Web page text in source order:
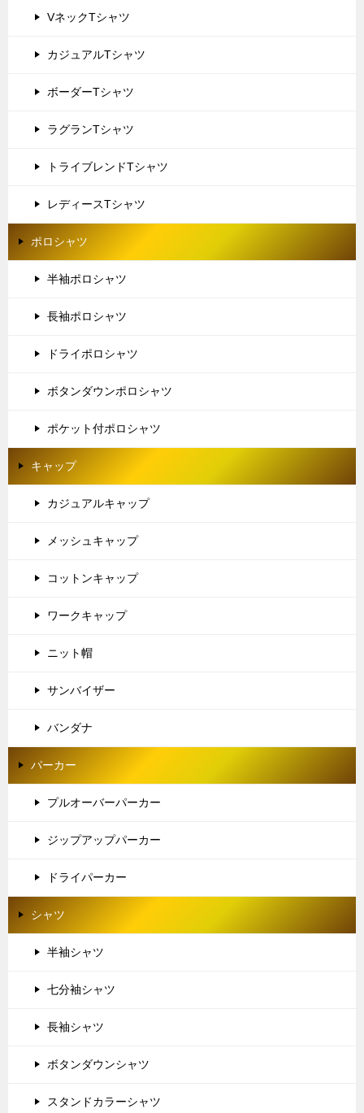
VネックTシャツ
カジュアルTシャツ
ボーダーTシャツ
ラグランTシャツ
トライブレンドTシャツ
レディースTシャツ
ポロシャツ
半袖ポロシャツ
長袖ポロシャツ
ドライポロシャツ
ボタンダウンポロシャツ
ポケット付ポロシャツ
キャップ
カジュアルキャップ
メッシュキャップ
コットンキャップ
ワークキャップ
ニット帽
サンバイザー
バンダナ
パーカー
プルオーバーパーカー
ジップアップパーカー
ドライパーカー
シャツ
半袖シャツ
七分袖シャツ
長袖シャツ
ボタンダウンシャツ
スタンドカラーシャツ